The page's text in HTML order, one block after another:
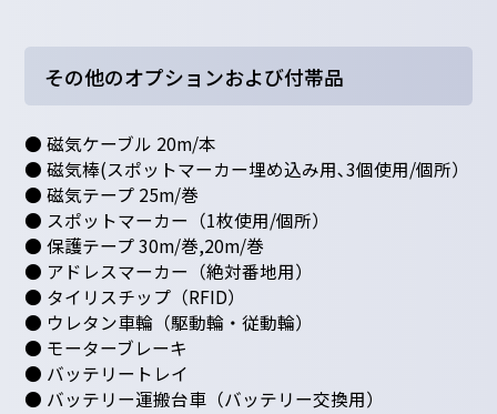
その他のオプションおよび付帯品
● 磁気ケーブル 20m/本
● 磁気棒(スポットマーカー埋め込み用､3個使用/個所）
● 磁気テープ 25m/巻
● スポットマーカー（1枚使用/個所）
● 保護テープ 30m/巻,20m/巻
● アドレスマーカー（絶対番地用）
● タイリスチップ（RFID）
● ウレタン車輪（駆動輪・従動輪）
● モーターブレーキ
● バッテリートレイ
● バッテリー運搬台車（バッテリー交換用）